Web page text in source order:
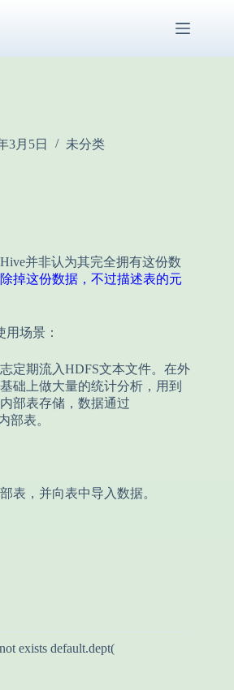
3月5日 未分类
并非认为其完全拥有这份数
掉这份数据，不过描述表的元
场景：
定期流入HDFS文本文件。在外
础上做大量的统计分析，用到
部表存储，数据通过
部表。
表，并向表中导入数据。
exists default.dept(